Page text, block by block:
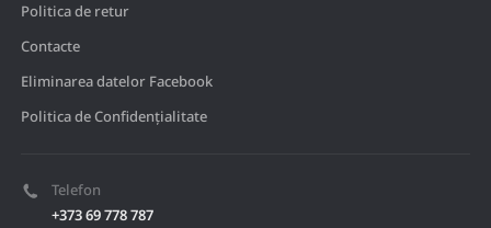
Telefon
+373 69 778 787
Politica de retur
Contacte
Eliminarea datelor Facebook
Politica de Confidențialitate